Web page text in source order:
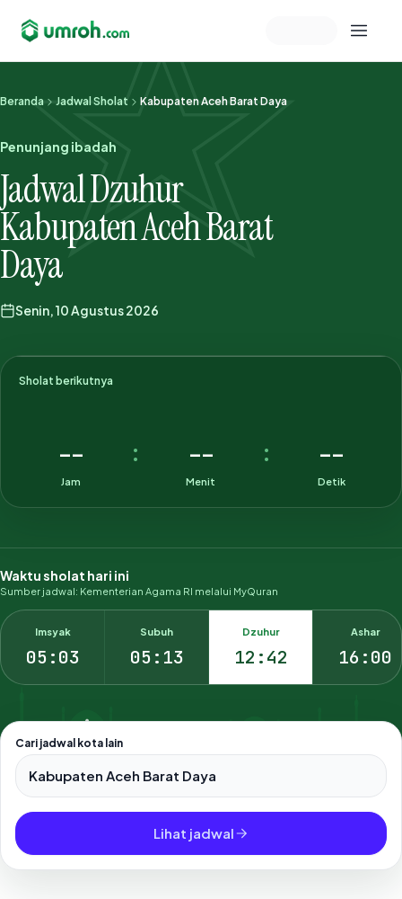
Memeriksa sesi akun
Beranda Jadwal Sholat Kabupaten Aceh Barat Daya
Penunjang ibadah
Jadwal Dzuhur
Kabupaten Aceh Barat
Daya
Senin, 10 Agustus 2026
Sholat berikutnya
--
Jam
: --
Menit
: --
Detik
Waktu sholat hari ini
Sumber jadwal: Kementerian Agama RI melalui MyQuran
Imsyak
05:03
Subuh
05:13
Dzuhur
12:42
Ashar
16:00
Cari jadwal kota lain
Pilih salah satu dari 500+ kota dan kabupaten di Indonesia.
Lihat jadwal